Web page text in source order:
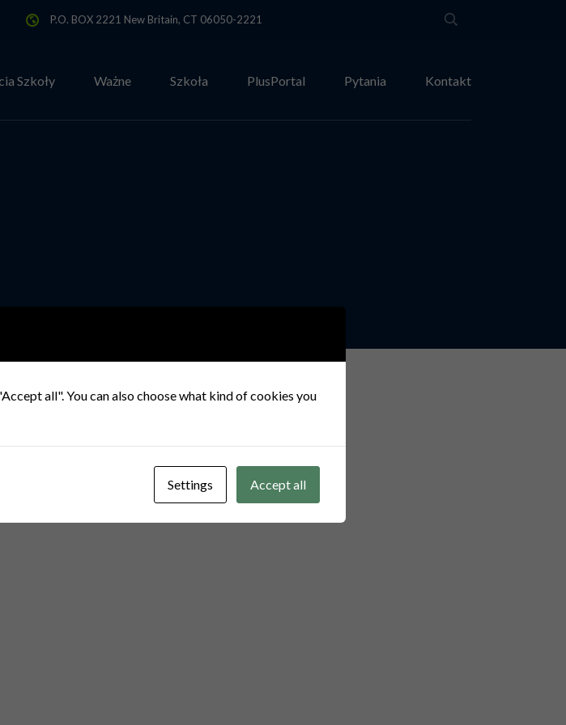
P.O. BOX 2221 New Britain, CT 06050-2221
Szkoły Ważne Szkoła PlusPortal Pytania Kontakt
all". You can also choose what kind of cookies you
Settings Accept all